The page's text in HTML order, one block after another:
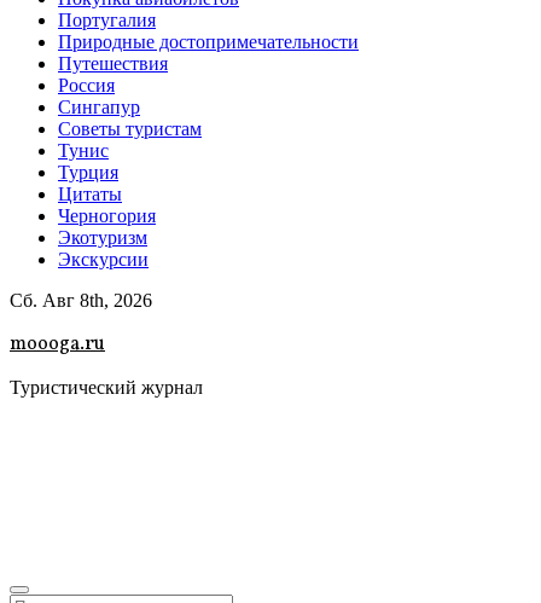
Португалия
Природные достопримечательности
Путешествия
Россия
Сингапур
Советы туристам
Тунис
Турция
Цитаты
Черногория
Экотуризм
Экскурсии
Сб. Авг 8th, 2026
moooga.ru
Туристический журнал